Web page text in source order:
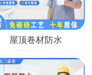
屋顶卷材防水